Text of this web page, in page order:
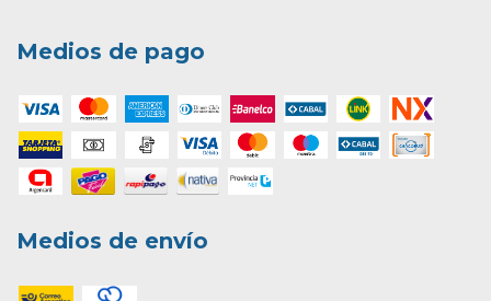
Medios de pago
Medios de envío